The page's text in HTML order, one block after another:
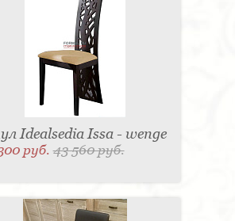
Idealsedia Issa - wenge
руб.43 560 руб.